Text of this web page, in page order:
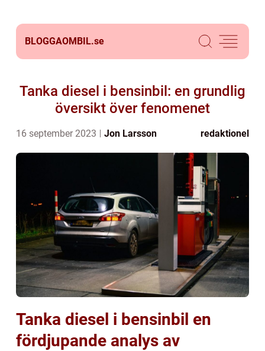
BLOGGAOMBIL.se
Tanka diesel i bensinbil: en grundlig
översikt över fenomenet
16 september 2023 Jon Larsson redaktionel
Tanka diesel i bensinbil en
fördjupande analys av